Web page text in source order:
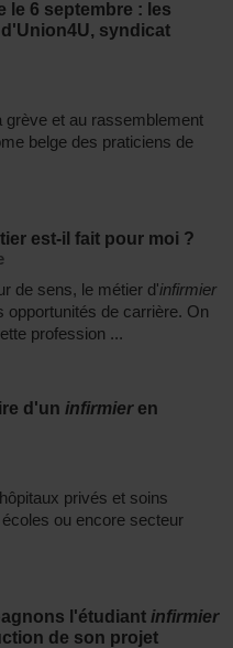
le 6 septembre : les
syndicat
grève et au rassemblement
belge des praticiens de
est-il fait pour moi ?
de sens, le métier d'infirmier
opportunités de carrière. On
profession ...
d'un infirmieren
privés et soins
ou encore secteur
l'étudiant infirmier
de son projet